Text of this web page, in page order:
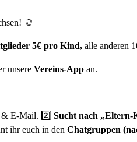
🫑
5€ pro Kind, alle anderen
unsere Vereins-App an.
& E-Mail. 2️⃣ Sucht nach
ihr euch in den Chatgruppen